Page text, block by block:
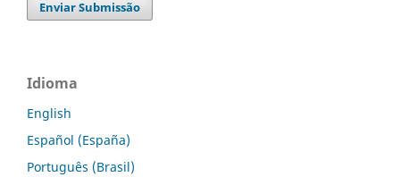
Enviar Submissão
Idioma
English
Español (España)
Português (Brasil)